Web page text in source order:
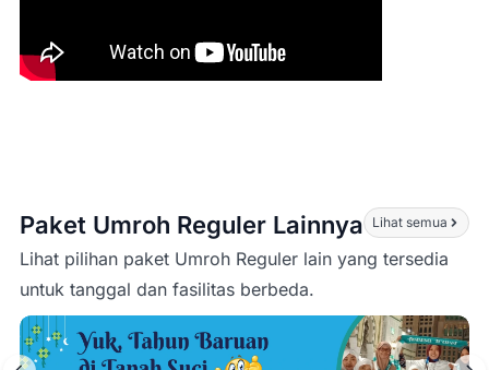
Paket Umroh Reguler Lainnya Lihat semua
Lihat pilihan paket Umroh Reguler lain yang tersedia
untuk tanggal dan fasilitas berbeda.